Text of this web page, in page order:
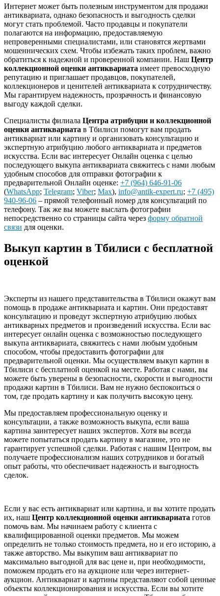
Интернет может быть полезным инструментом для продажи
антиквариата, однако безопасность и выгодность сделки
могут стать проблемой. Часто продавцы и покупатели
полагаются на информацию, предоставляемую
непроверенными специалистами, или становятся жертвами
мошеннических схем. Чтобы избежать таких проблем, важно
обратиться к надежной и проверенной компании. Наш Центр
коллекционной оценки антиквариата имеет превосходную
репутацию и приглашает продавцов, покупателей,
коллекционеров и ценителей антиквариата к сотрудничеству.
Мы гарантируем надежность, прозрачность и финансовую
выгоду каждой сделки.
Специалисты филиала Центра атрибуции и коллекционной
оценки антиквариата в Тбилиси помогут вам продать
антиквариат или картину и организовать консультацию и
экспертную атрибуцию любого антиквариата и предметов
искусства. Если вас интересует Онлайн оценка с целью
последующего выкупа антиквариата свяжитесь с нами любым
удобным способов для отправки фотографии к
предварительной Онлайн оценке: +7 (964) 646-91-06
(WhatsApp; Telegram; Viber; Max), info@antik-expert.ru; +7 (495)
940-96-06 – прямой телефонный номер для консультаций по
телефону. Так же вы можете выслать фотографии
непосредственно со страницы сайта через форму обратной
связи для оценки.
Выкуп картин в Тбилиси с бесплатной
оценкой
Эксперты из нашего представительства в Тбилиси окажут вам
помощь в продаже антиквариата и картин. Они предоставят
консультацию и проведут экспертную атрибуцию любых
антикварных предметов и произведений искусства. Если вас
интересует онлайн оценка с возможностью последующего
выкупа антиквариата, свяжитесь с нами любым удобным
способом, чтобы предоставить фотографии для
предварительной оценки. Мы осуществляем выкуп картин в
Тбилиси с бесплатной оценкой на месте. Работая с нами, вы
можете быть уверены в безопасности, скорости и выгодности
продажи картин в Тбилиси. Вам не нужно беспокоиться о
том, где продать картину и как получить высокую цену.
Мы предоставляем профессиональную оценку и
консультации, а также возможность выкупа, если ваша
картина заинтересует наших экспертов. Хотя вы всегда
можете попытаться продать картину в магазине, это не
гарантирует успешной сделки. Работая с нашим Центром, вы
получаете профессионализм наших сотрудников и богатый
опыт работы, что обеспечивает надежность и выгодность
сделок.
Если у вас есть антиквариат или картина, и вы хотите продать
их, наш Центр коллекционной оценки антиквариата готов
помочь вам. Мы начинаем работу с клиента с
квалифицированной оценки предметов. Мы можем
определить не только стоимость предмета, но и его историю, а
также авторство. Мы выкупим ваш антиквариат по
максимально выгодной для вас цене и, при необходимости,
поможем продать его на аукционе или через интернет-
аукцион. Антиквариат и картины представляют собой ценные
объекты коллекционирования и искусства. Если вы хотите